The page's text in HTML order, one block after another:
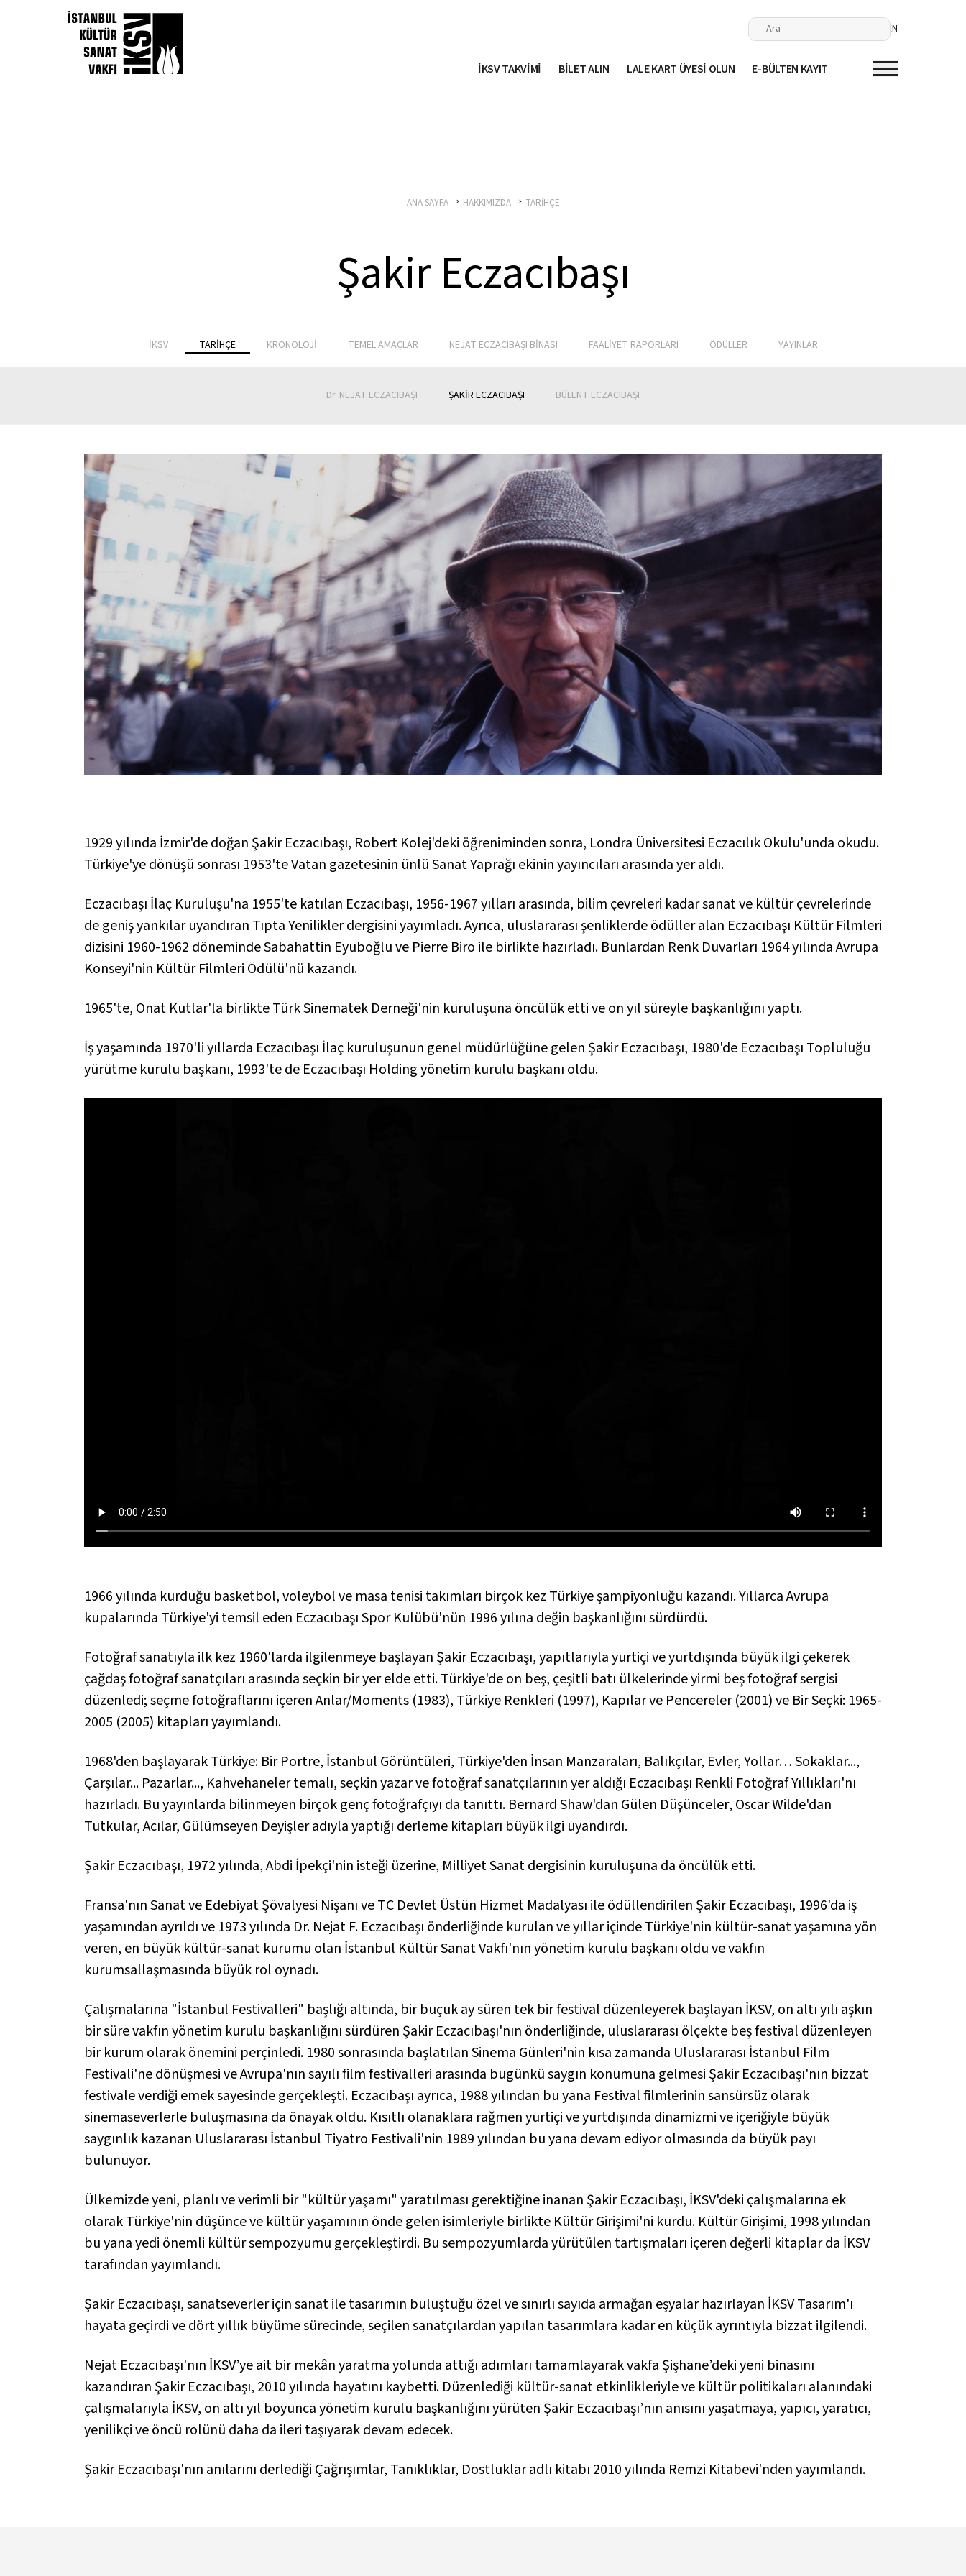
EN
İKSV TAKVİMİ BİLET ALIN LALE KART ÜYESİ OLUN E-BÜLTEN KAYIT
ANA SAYFA HAKKIMIZDA TARİHÇE
Şakir Eczacıbaşı
İKSV TARİHÇE KRONOLOJİ TEMEL AMAÇLAR NEJAT ECZACIBAŞI BİNASI FAALİYET RAPORLARI ÖDÜLLER YAYINLAR
Dr. NEJAT ECZACIBAŞI ŞAKİR ECZACIBAŞI BÜLENT ECZACIBAŞI
1929 yılında İzmir'de doğan Şakir Eczacıbaşı, Robert Kolej'deki öğreniminden sonra, Londra Üniversitesi Eczacılık Okulu'unda okudu.
Türkiye'ye dönüşü sonrası 1953'teVatan gazetesinin ünlüSanat Yaprağı ekinin yayıncıları arasında yer aldı.
Eczacıbaşı İlaç Kuruluşu'na 1955'te katılan Eczacıbaşı, 1956-1967 yılları arasında, bilim çevreleri kadar sanat ve kültür çevrelerinde
de geniş yankılar uyandıran Tıpta Yeniliklerdergisini yayımladı. Ayrıca, uluslararası şenliklerde ödüller alan Eczacıbaşı Kültür Filmleri
dizisini 1960-1962 döneminde Sabahattin Eyuboğlu ve Pierre Biro ile birlikte hazırladı. Bunlardan Renk Duvarları 1964 yılında Avrupa
Konseyi'nin Kültür Filmleri Ödülü'nü kazandı.
1965'te, Onat Kutlar'la birlikte Türk Sinematek Derneği'nin kuruluşuna öncülük etti ve on yıl süreyle başkanlığını yaptı.
İş yaşamında 1970'li yıllarda Eczacıbaşı İlaç kuruluşunun genel müdürlüğüne gelen Şakir Eczacıbaşı, 1980'de Eczacıbaşı Topluluğu
yürütme kurulu başkanı, 1993'te de Eczacıbaşı Holding yönetim kurulu başkanı oldu.
1966 yılında kurduğu basketbol, voleybol ve masa tenisi takımları birçok kez Türkiye şampiyonluğu kazandı. Yıllarca Avrupa
kupalarında Türkiye'yi temsil eden Eczacıbaşı Spor Kulübü'nün 1996 yılına değin başkanlığını sürdürdü.
Fotoğraf sanatıyla ilk kez 1960'larda ilgilenmeye başlayan Şakir Eczacıbaşı, yapıtlarıyla yurtiçi ve yurtdışında büyük ilgi çekerek
çağdaş fotoğraf sanatçıları arasında seçkin bir yer elde etti. Türkiye'de on beş, çeşitli batı ülkelerinde yirmi beş fotoğraf sergisi
düzenledi; seçme fotoğraflarını içerenAnlar/Moments (1983), Türkiye Renkleri (1997), Kapılar ve Pencereler(2001) ve Bir Seçki: 1965-
2005 (2005) kitapları yayımlandı.
1968'den başlayarak Türkiye: Bir Portre, İstanbul Görüntüleri, Türkiye'den İnsan Manzaraları, Balıkçılar, Evler, Yollar… Sokaklar...,
Çarşılar... Pazarlar..., Kahvehanelertemalı, seçkin yazar ve fotoğraf sanatçılarının yer aldığı Eczacıbaşı Renkli Fotoğraf Yıllıkları'nı
hazırladı. Bu yayınlarda bilinmeyen birçok genç fotoğrafçıyı da tanıttı. Bernard Shaw'dan Gülen Düşünceler, Oscar Wilde'dan
Tutkular, Acılar, Gülümseyen Deyişleradıyla yaptığı derleme kitapları büyük ilgi uyandırdı.
Şakir Eczacıbaşı, 1972 yılında, Abdi İpekçi'nin isteği üzerine, Milliyet Sanatdergisinin kuruluşuna da öncülük etti.
Fransa'nın Sanat ve Edebiyat Şövalyesi Nişanı ve TC Devlet Üstün Hizmet Madalyası ile ödüllendirilen Şakir Eczacıbaşı, 1996'da iş
yaşamından ayrıldı ve 1973 yılında Dr. Nejat F. Eczacıbaşı önderliğinde kurulan ve yıllar içinde Türkiye'nin kültür-sanat yaşamına yön
veren, en büyük kültür-sanat kurumu olan İstanbul Kültür Sanat Vakfı'nın yönetim kurulu başkanı oldu ve vakfın
kurumsallaşmasında büyük rol oynadı.
Çalışmalarına "İstanbul Festivalleri" başlığı altında, bir buçuk ay süren tek bir festival düzenleyerek başlayan İKSV, on altı yılı aşkın
bir süre vakfın yönetim kurulu başkanlığını sürdüren Şakir Eczacıbaşı'nın önderliğinde, uluslararası ölçekte beş festival düzenleyen
bir kurum olarak önemini perçinledi. 1980 sonrasında başlatılan Sinema Günleri'nin kısa zamanda Uluslararası İstanbul Film
Festivali'ne dönüşmesi ve Avrupa'nın sayılı film festivalleri arasında bugünkü saygın konumuna gelmesi Şakir Eczacıbaşı'nın bizzat
festivale verdiği emek sayesinde gerçekleşti. Eczacıbaşı ayrıca, 1988 yılından bu yana Festival filmlerinin sansürsüz olarak
sinemaseverlerle buluşmasına da önayak oldu. Kısıtlı olanaklara rağmen yurtiçi ve yurtdışında dinamizmi ve içeriğiyle büyük
saygınlık kazanan Uluslararası İstanbul Tiyatro Festivali'nin 1989 yılından bu yana devam ediyor olmasında da büyük payı
bulunuyor.
Ülkemizde yeni, planlı ve verimli bir "kültür yaşamı" yaratılması gerektiğine inanan Şakir Eczacıbaşı, İKSV'deki çalışmalarına ek
olarak Türkiye'nin düşünce ve kültür yaşamının önde gelen isimleriyle birlikte Kültür Girişimi'ni kurdu. Kültür Girişimi, 1998 yılından
bu yana yedi önemli kültür sempozyumu gerçekleştirdi. Bu sempozyumlarda yürütülen tartışmaları içeren değerli kitaplar da İKSV
tarafından yayımlandı.
Şakir Eczacıbaşı, sanatseverler için sanat ile tasarımın buluştuğu özel ve sınırlı sayıda armağan eşyalar hazırlayan İKSV Tasarım'ı
hayata geçirdi ve dört yıllık büyüme sürecinde, seçilen sanatçılardan yapılan tasarımlara kadar en küçük ayrıntıyla bizzat ilgilendi.
Nejat Eczacıbaşı'nın İKSV’ye ait bir mekân yaratma yolunda attığı adımları tamamlayarak vakfa Şişhane’deki yeni binasını
kazandıran Şakir Eczacıbaşı, 2010 yılında hayatını kaybetti. Düzenlediği kültür-sanat etkinlikleriyle ve kültür politikaları alanındaki
çalışmalarıyla İKSV, on altı yıl boyunca yönetim kurulu başkanlığını yürüten Şakir Eczacıbaşı’nın anısını yaşatmaya, yapıcı, yaratıcı,
yenilikçi ve öncü rolünü daha da ileri taşıyarak devam edecek.
Şakir Eczacıbaşı'nın anılarını derlediği Çağrışımlar, Tanıklıklar, Dostluklaradlı kitabı 2010 yılında Remzi Kitabevi'nden yayımlandı.